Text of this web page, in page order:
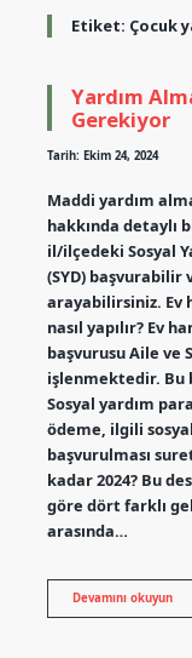
Etiket: Çocuk
Yardım
Gerekiyor
Tarih: Ekim 24, 2024
Maddi yardım
hakkında
il/ilçedeki Sosyal
(SYD) başvurabilir
arayabilirsiniz. Ev
nasıl yapılır? Ev
başvurusu Aile ve
işlenmektedir. Bu
Sosyal yardım
ödeme, ilgili
başvurulması
kadar 2024? Bu
göre dört farklı
arasında…
Devamını okuyun